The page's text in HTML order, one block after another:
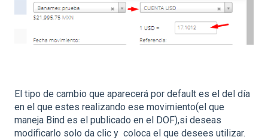
El tipo de cambio que aparecerá por default es el del día
en el que estes realizando ese movimiento(el que
maneja Bind es el publicado en el DOF),si deseas
modificarlo solo da clic y coloca el que desees utilizar.